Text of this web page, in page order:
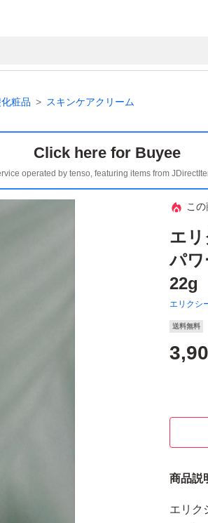
粧品 スキンケアクリーム
Click here for Buyee
operated by tenso, featuring items from
こ
エ
パ
22g
エリクシ
送料無料
商品説
エリク